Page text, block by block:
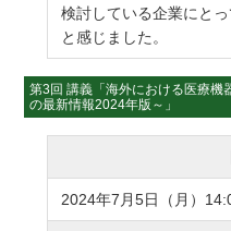
検討している企業にと
と感じました。
第3回 講義「海外における医療
の最新情報2024年版～」
2024年7月5日（月）